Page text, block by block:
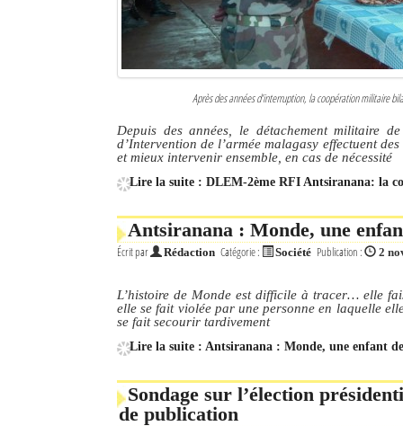
Après des années d’interruption, la coopération militaire
Depuis des années, le détachement militaire
d’Intervention de l’armée malagasy effectuent
et mieux intervenir ensemble, en cas de nécessité
Lire la suite : DLEM-2ème RFI Antsiranana: la
Antsiranana : Monde, une
Écrit par Rédaction Catégorie : Société Publication : 2
L’histoire de Monde est difficile à tracer… elle
elle se fait violée par une personne en laquelle
se fait secourir tardivement
Lire la suite : Antsiranana : Monde, une enfant de
Sondage sur l’élection
de publication